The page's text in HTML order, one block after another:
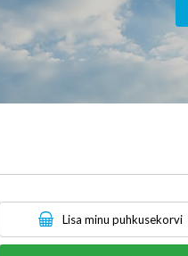
Lisa minu puhkusekorvi